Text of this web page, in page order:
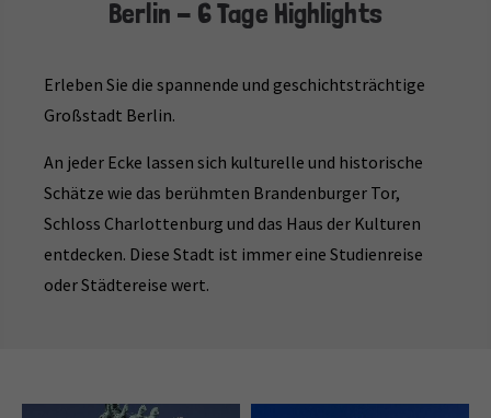
Berlin - 6 Tage Highlights
Erleben Sie die spannende und geschichtsträchtige
Großstadt Berlin.
An jeder Ecke lassen sich kulturelle und historische
Schätze wie das berühmten Brandenburger Tor,
Schloss Charlottenburg und das Haus der Kulturen
entdecken. Diese Stadt ist immer eine Studienreise
oder Städtereise wert.